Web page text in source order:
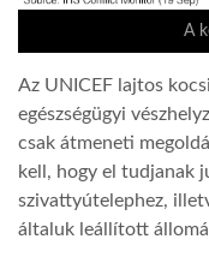
A
Az UNICEF lajtos
egészségügyi
csak átmeneti
kell, hogy el tudjanak
szivattyútelephez,
általuk leállított